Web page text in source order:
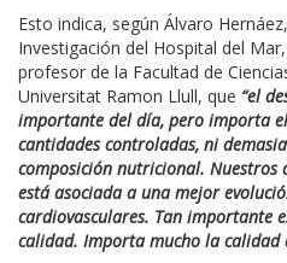
Esto indica, según Álvaro
Investigación del Hospital del
profesor de la Facultad de
Universitat Ramon Llull, que “el
importante del día, pero importa
cantidades controladas, ni
composición nutricional. Nuestros
está asociada a una mejor
cardiovasculares. Tan importante
calidad. Importa mucho la calidad